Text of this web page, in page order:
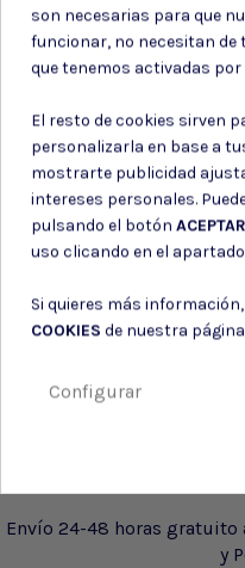
¿Por qué
Envío 24-48 horas gratuito
y
son necesarias para que
funcionar, no necesitan de
que tenemos activadas por
El resto de cookies sirven
personalizarla en base a
mostrarte publicidad
intereses personales.
pulsando el botón ACEPTAR
uso clicando en el apartado
Si quieres más
COOKIES de nuestra
Configurar